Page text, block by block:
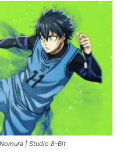
| Studio 8-Bit